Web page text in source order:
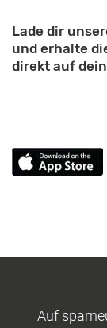
Lade dir
und erhalte
direkt auf
Auf